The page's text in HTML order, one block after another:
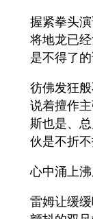
握紧拳头
将地龙已
是不得了的
彷佛发狂
说着擅作
斯也是、
伙是不折不
心中涌上沸
雷姆让缓